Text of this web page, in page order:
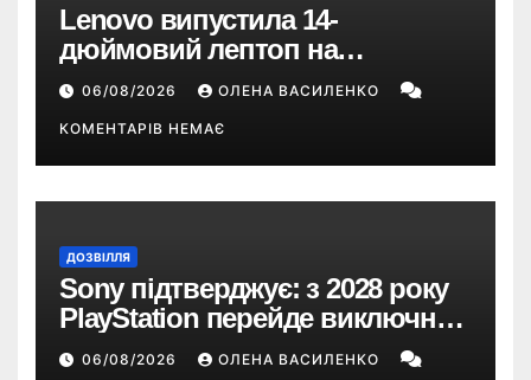
Lenovo випустила 14-
дюймовий лептоп на
Snapdragon X2 з автономністю
понад 33 години
06/08/2026 ОЛЕНА ВАСИЛЕНКО
КОМЕНТАРІВ НЕМАЄ
ДОЗВІЛЛЯ
Sony підтверджує: з 2028 року
PlayStation перейде виключно
на цифрові ігри
06/08/2026 ОЛЕНА ВАСИЛЕНКО